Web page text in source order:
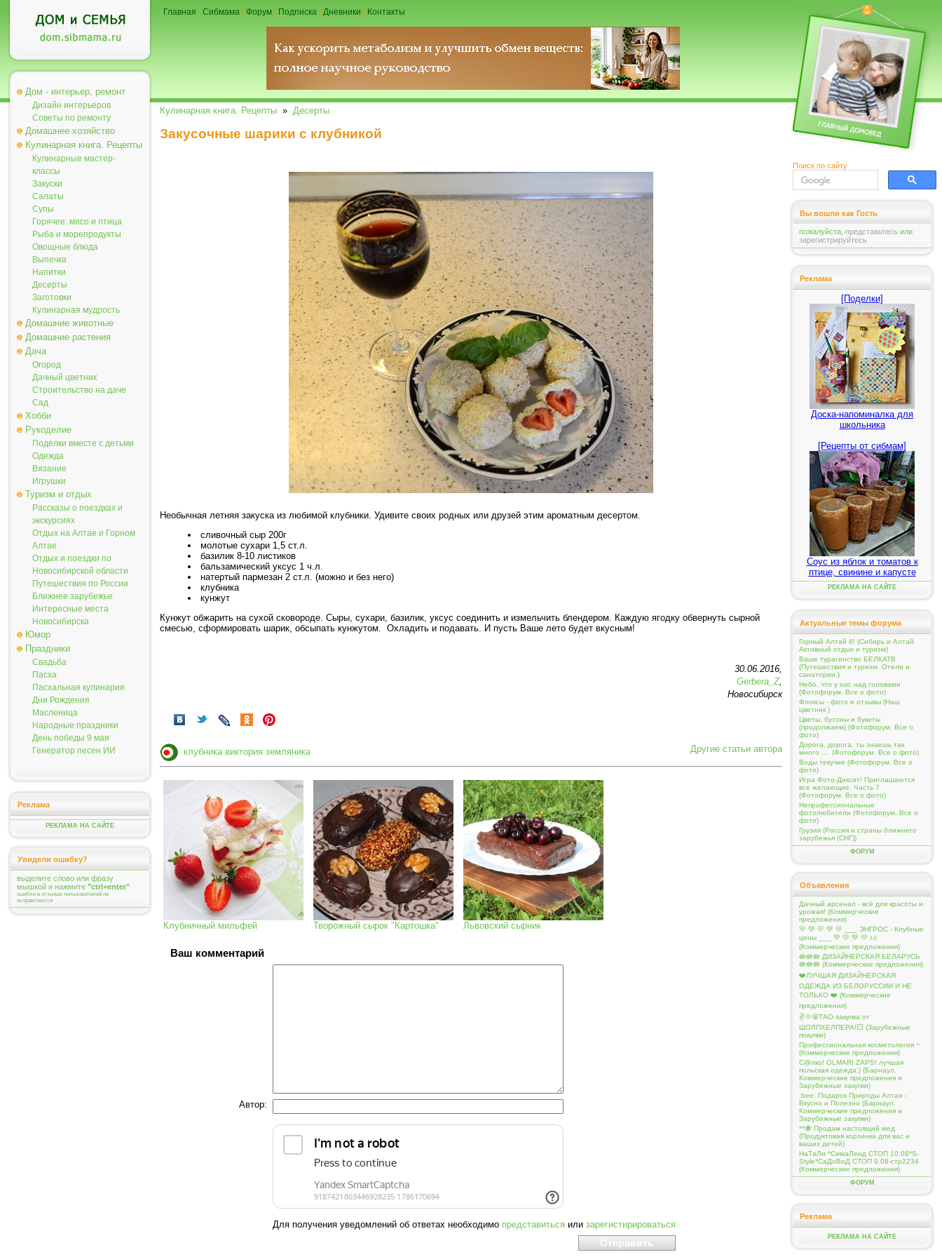
Дом - интерьер, ремонт
Дизайн интерьеров
Советы по ремонту
Домашнее хозяйство
Кулинарная книга. Рецепты
Кулинарные мастер-
классы
Закуски
Салаты
Супы
Горячее: мясо и птица
Рыба и морепродукты
Овощные блюда
Выпечка
Напитки
Десерты
Заготовки
Кулинарная мудрость
Домашние животные
Домашние растения
Дача
Огород
Дачный цветник
Строительство на даче
Сад
Хобби
Рукоделие
Поделки вместе с детьми
Одежда
Вязание
Игрушки
Туризм и отдых
Рассказы о поездках и
экскурсиях
Отдых на Алтае и Горном
Алтае
Отдых и поездки по
Новосибирской области
Путешествия по России
Ближнее зарубежье
Интересные места
Новосибирска
Юмор
Праздники
Свадьба
Пасха
Пасхальная кулинария
Дни Рождения
Масленица
Народные праздники
День победы 9 мая
Генератор песен ИИ
Реклама
РЕКЛАМА НА САЙТЕ
Увидели ошибку?
выделите слово или фразу
мышкой и нажмите "ctrl+enter"
ошибки в отзывах пользователей не
исправляются
Главная Сибмама Форум Подписка Дневники Контакты
Кулинарная книга. Рецепты » Десерты
Закусочные шарики с клубникой
Необычная летняя закуска из любимой клубники. Удивите своих родных или друзей этим ароматным десертом.
сливочный сыр 200г
молотые сухари 1,5 ст.л.
базилик 8-10 листиков
бальзамический уксус 1 ч.л.
натертый пармезан 2 ст.л. (можно и без него)
клубника
кунжут
Кунжут обжарить на сухой сковороде. Сыры, сухари, базилик, уксус соединить и измельчить блендером. Каждую ягодку обвернуть сырной
смесью, сформировать шарик, обсыпать кунжутом. Охладить и подавать. И пусть Ваше лето будет вкусным!
30.06.2016,
Gerbera_Z,
Новосибирск
клубника виктория земляника Другие статьи автора
Клубничный мильфей Творожный сырок "Картошка" Львовский сырник
Ваш комментарий
Автор:
Для получения уведомлений об ответах необходимо представиться или зарегистирироваться
Поиск по сайту
Вы вошли как Гость
пожалуйста, представьтесь или
зарегистрируйтесь
Реклама
[Поделки]
Доска-напоминалка для
школьника
[Рецепты от сибмам]
Соус из яблок и томатов к
птице, свинине и капусте
РЕКЛАМА НА САЙТЕ
Актуальные темы форума
Горный Алтай 8! (Сибирь и Алтай.
Активный отдых и туризм)
Ваше турагенство БЕЛКАТВ
(Путешествия и туризм. Отели и
санатории.)
Небо, что у нас над головами
(Фотофорум. Все о фото)
Флоксы - фото и отзывы (Наш
цветник )
Цветы, бутоны и букеты
(продолжаем) (Фотофорум. Все о
фото)
Дорога, дорога, ты знаешь так
много .... (Фотофорум. Все о фото)
Воды текучие (Фотофорум. Все о
фото)
Игра Фото-Диксит! Приглашаются
все желающие. Часть 7
(Фотофорум. Все о фото)
Непрофессиональные
фотолюбители (Фотофорум. Все о
фото)
Грузия (Россия и страны ближнего
зарубежья (СНГ))
ФОРУМ
Объявления
Дачный арсенал - всё для красоты и
урожая! (Коммерческие
предложения)
💛 💚 💛 💚 💛 ___ ЭНГРОС - Клубные
цены ___ 💚 💛 💚 💛 ㈏
(Коммерческие предложения)
🪷🪷🪷 ДИЗАЙНЕРСКАЯ БЕЛАРУСЬ
🪷🪷🪷 (Коммерческие предложения)
❤️ЛУЧШАЯ ДИЗАЙНЕРСКАЯ
ОДЕЖДА ИЗ БЕЛОРУССИИ И НЕ
ТОЛЬКО ❤️ (Коммерческие
предложения)
✌️🌞🤩ТАО-закупка от
ШОЛПХЕЛПЕРА!💥 (Зарубежные
покупки)
Профессиональная косметология ~
(Коммерческие предложения)
С@лко! OLMAR! ZAPS! лучшая
польская одежда:) (Барнаул.
Коммерческие предложения и
Зарубежные закупки)
:bee: Подарок Природы Алтая -
Вкусно и Полезно (Барнаул.
Коммерческие предложения и
Зарубежные закупки)
**🐝 Продам настоящий мед
(Продуктовая корзинка для вас и
ваших детей)
НаТаЛи *СимаЛенд СТОП 10.08*S-
Style*СаДоВоД СТОП 9.08-стр2234
(Коммерческие предложения)
ФОРУМ
Реклама
РЕКЛАМА НА САЙТЕ